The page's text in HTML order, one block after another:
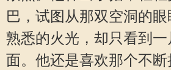
巴，试图从那双空洞的
熟悉的火光，却只看到一
面。他还是喜欢那个不